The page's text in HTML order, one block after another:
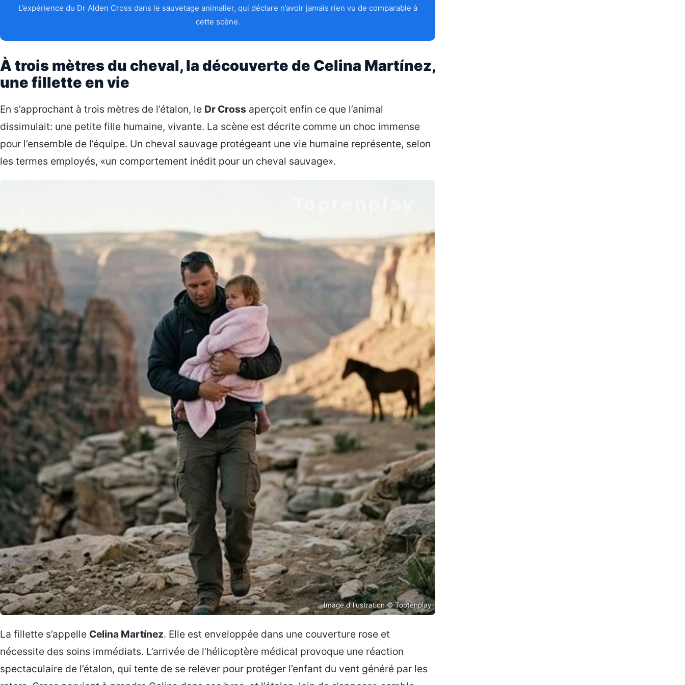
L’expérience du Dr Alden Cross dans le sauvetage animalier, qui déclare n’avoir jamais rien vu de comparable à
cette scène.
À trois mètres du cheval, la découverte de Celina Martínez,
une fillette en vie
En s’approchant à trois mètres de l’étalon, le Dr Cross aperçoit enfin ce que l’animal
dissimulait: une petite fille humaine, vivante. La scène est décrite comme un choc immense
pour l’ensemble de l’équipe. Un cheval sauvage protégeant une vie humaine représente, selon
les termes employés, «un comportement inédit pour un cheval sauvage».
Image d’illustration © Toptenplay
La fillette s’appelle Celina Martínez. Elle est enveloppée dans une couverture rose et
nécessite des soins immédiats. L’arrivée de l’hélicoptère médical provoque une réaction
spectaculaire de l’étalon, qui tente de se relever pour protéger l’enfant du vent généré par les